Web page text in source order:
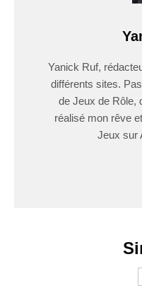
Yanick Ruf,
différents sites.
de Jeux de Rôle,
réalisé mon rêve
Jeux sur